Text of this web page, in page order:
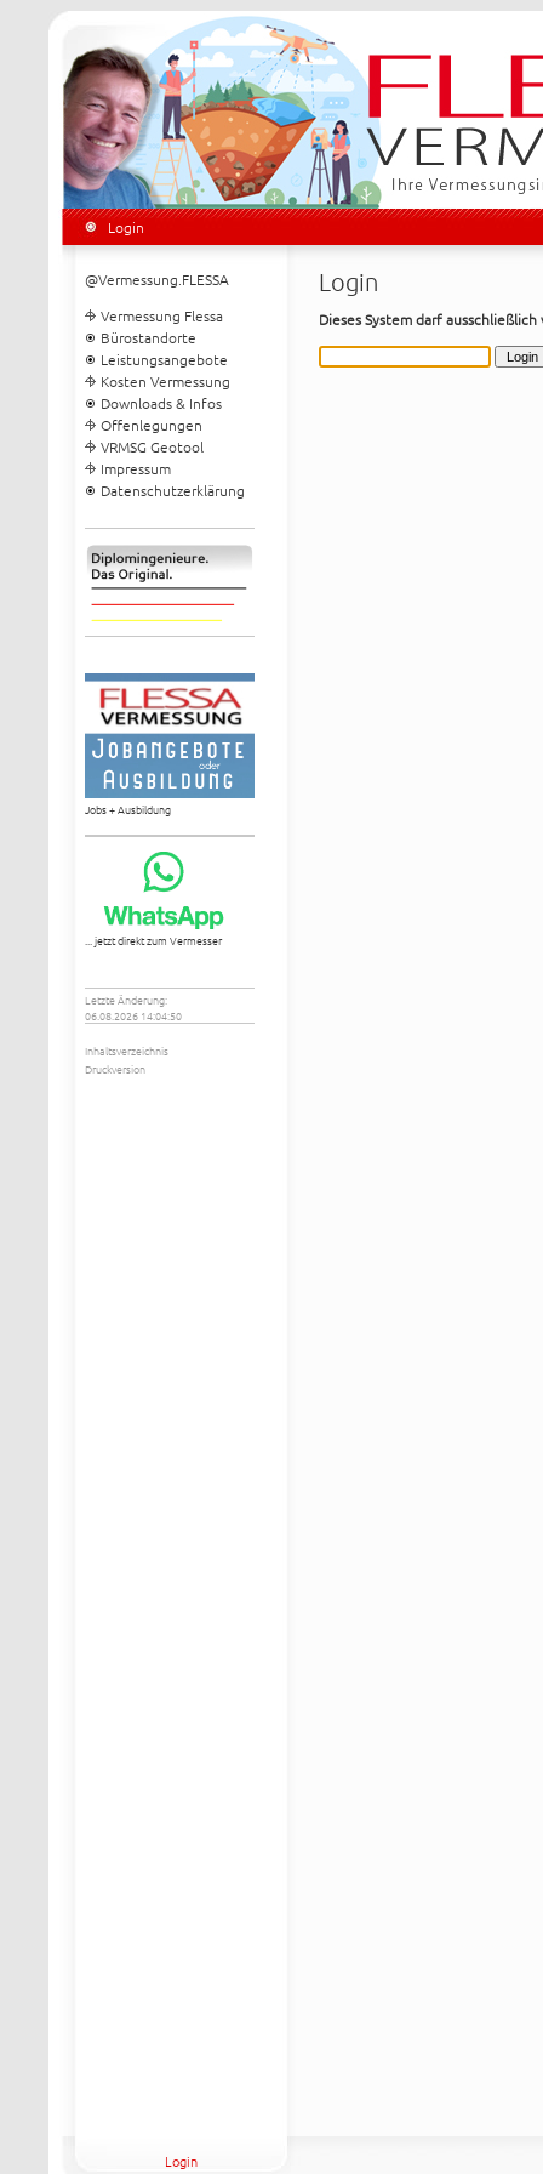
Login
@Vermessung.FLESSA
Vermessung Flessa
Bürostandorte
Leistungsangebote
Kosten Vermessung
Downloads & Infos
Offenlegungen
VRMSG Geotool
Impressum
Datenschutzerklärung
Jobs + Ausbildung
... jetzt direkt zum Vermesser
Letzte Änderung:
06.08.2026 14:04:50
Inhaltsverzeichnis
Druckversion
Login
Dieses System darf
Login